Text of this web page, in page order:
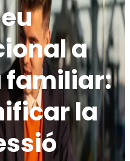
a
familiar:
la